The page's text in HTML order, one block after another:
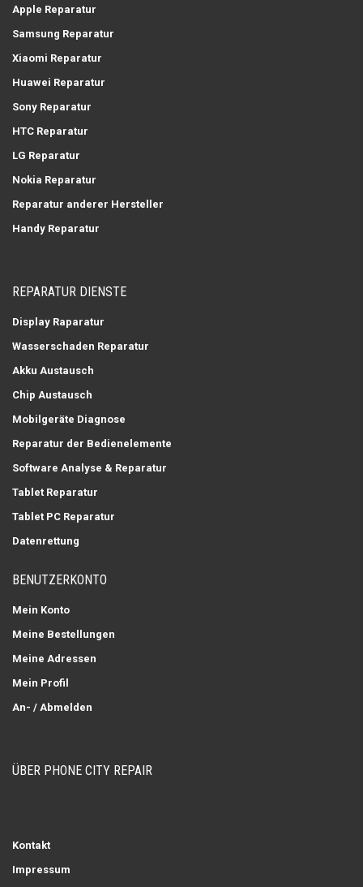
Apple Reparatur
Samsung Reparatur
Xiaomi Reparatur
Huawei Reparatur
Sony Reparatur
HTC Reparatur
LG Reparatur
Nokia Reparatur
Reparatur anderer Hersteller
Handy Reparatur
REPARATUR DIENSTE
Display Raparatur
Wasserschaden Reparatur
Akku Austausch
Chip Austausch
Mobilgeräte Diagnose
Reparatur der Bedienelemente
Software Analyse & Reparatur
Tablet Reparatur
Tablet PC Reparatur
Datenrettung
BENUTZERKONTO
Mein Konto
Meine Bestellungen
Meine Adressen
Mein Profil
An- / Abmelden
ÜBER PHONE CITY REPAIR
Kontakt
Impressum